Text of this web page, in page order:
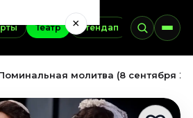
Театр Стендап Выставки
×
молитва (8 сентября